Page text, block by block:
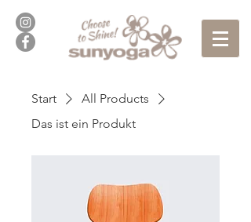
Start
All Products
Das ist ein Produkt